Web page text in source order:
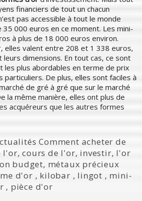
financiers de tout un chacun
pas accessible à tout le monde
35 000 euros en ce moment. Les mini-
à plus de 18 000 euros environ.
elles valent entre 208 et 1 338 euros,
dimensions. En tout cas, ce sont
les plus abordables en terme de prix
particuliers. De plus, elles sont faciles à
de gré à gré que sur le marché
la même manière, elles ont plus de
acquéreurs que les autres formes
Comment acheter de
l'or,cours de l'or, investir, l'or
budget, métaux précieux
d'or , kilobar , lingot , mini-
, pièce d'or